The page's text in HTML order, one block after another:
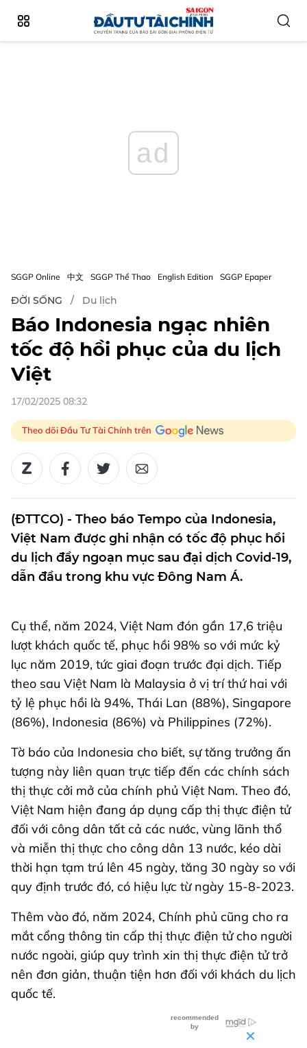
ad
SGGP Online 中文 SGGP Thể Thao English Edition SGGP Epaper
ĐỜI SỐNG Du lịch
Báo Indonesia ngạc nhiên
tốc độ hồi phục của du lịch
Việt
17/02/2025 08:32
Theo dõi Đầu Tư Tài Chính trên
(ĐTTCO) - Theo báo Tempo của Indonesia,
Việt Nam được ghi nhận có tốc độ phục hồi
du lịch đầy ngoạn mục sau đại dịch Covid-19,
dẫn đầu trong khu vực Đông Nam Á.
Cụ thể, năm 2024, Việt Nam đón gần 17,6 triệu
lượt khách quốc tế, phục hồi 98% so với mức kỷ
lục năm 2019, tức giai đoạn trước đại dịch. Tiếp
theo sau Việt Nam là Malaysia ở vị trí thứ hai với
tỷ lệ phục hồi là 94%, Thái Lan (88%), Singapore
(86%), Indonesia (86%) và Philippines (72%).
Tờ báo của Indonesia cho biết, sự tăng trưởng ấn
tượng này liên quan trực tiếp đến các chính sách
thị thực cởi mở của chính phủ Việt Nam. Theo đó,
Việt Nam hiện đang áp dụng cấp thị thực điện tử
đối với công dân tất cả các nước, vùng lãnh thổ
và miễn thị thực cho công dân 13 nước, kéo dài
thời hạn tạm trú lên 45 ngày, tăng 30 ngày so với
quy định trước đó, có hiệu lực từ ngày 15-8-2023.
Thêm vào đó, năm 2024, Chính phủ cũng cho ra
mắt cổng thông tin cấp thị thực điện tử cho người
nước ngoài, giúp quy trình xin thị thực điện tử trở
nên đơn giản, thuận tiện hơn đối với khách du lịch
quốc tế.